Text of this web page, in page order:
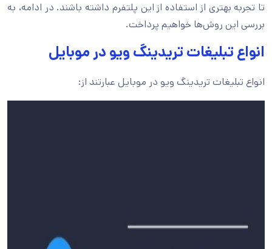
تا تجربه بهتری از استفاده از این پلتفرم داشته باشند. در ادامه، به
بررسی این روش‌ها خواهیم پرداخت.
انواع تبلیغات تریدینگ ویو در موبایل
انواع تبلیغات تریدینگ ویو در موبایل عبارتند از: